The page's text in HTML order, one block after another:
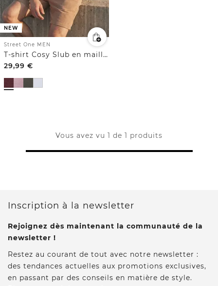
NEW
Street One MEN
T-shirt Cosy Slub en maille texturée
29,99 €
Vous avez vu 1 de 1 produits
Inscription à la newsletter
Rejoignez dès maintenant la communauté de la
newsletter !
Restez au courant de tout avec notre newsletter :
des tendances actuelles aux promotions exclusives,
en passant par des conseils en matière de style.